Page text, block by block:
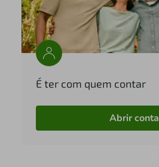
É ter com quem contar
Abrir conta